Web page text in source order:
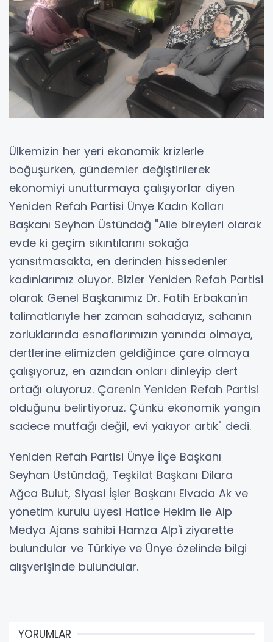
Ülkemizin her yeri ekonomik krizlerle
boğuşurken, gündemler değiştirilerek
ekonomiyi unutturmaya çalışıyorlar diyen
Yeniden Refah Partisi Ünye Kadın Kolları
Başkanı Seyhan Üstündağ "Aile bireyleri olarak
evde ki geçim sıkıntılarını sokağa
yansıtmasakta, en derinden hissedenler
kadınlarımız oluyor. Bizler Yeniden Refah Partisi
olarak Genel Başkanımız Dr. Fatih Erbakan'ın
talimatlarıyle her zaman sahadayız, sahanın
zorluklarında esnaflarımızın yanında olmaya,
dertlerine elimizden geldiğince çare olmaya
çalışıyoruz, en azından onları dinleyip dert
ortağı oluyoruz. Çarenin Yeniden Refah Partisi
olduğunu belirtiyoruz. Çünkü ekonomik yangın
sadece mutfağı değil, evi yakıyor artık" dedi.
Yeniden Refah Partisi Ünye İlçe Başkanı
Seyhan Üstündağ, Teşkilat Başkanı Dilara
Ağca Bulut, Siyasi İşler Başkanı Elvada Ak ve
yönetim kurulu üyesi Hatice Hekim ile Alp
Medya Ajans sahibi Hamza Alp'i ziyarette
bulundular ve Türkiye ve Ünye özelinde bilgi
alışverişinde bulundular.
YORUMLAR